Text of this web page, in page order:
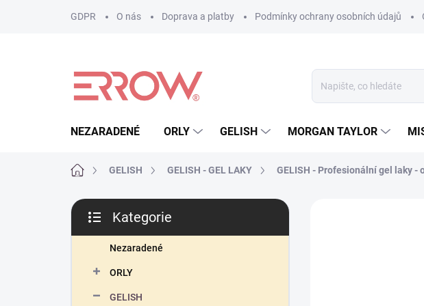
GDPR O nás Doprava a platby Podmínky ochrany osobních údajů
NEZARADENÉ ORLY GELISH MORGAN TAYLOR
Domů GELISH GELISH - GEL LAKY GELISH - Profesionální gel laky -
P
s
kategorie
Kategorie
Nezaradené
ORLY
GELISH